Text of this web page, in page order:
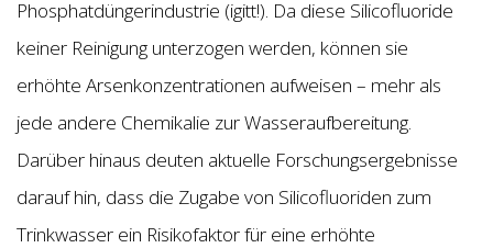
Phosphatdüngerindustrie (igitt!). Da diese Silicofluoride
keiner Reinigung unterzogen werden, können sie
erhöhte Arsenkonzentrationen aufweisen – mehr als
jede andere Chemikalie zur Wasseraufbereitung.
Darüber hinaus deuten aktuelle Forschungsergebnisse
darauf hin, dass die Zugabe von Silicofluoriden zum
Trinkwasser ein Risikofaktor für eine erhöhte